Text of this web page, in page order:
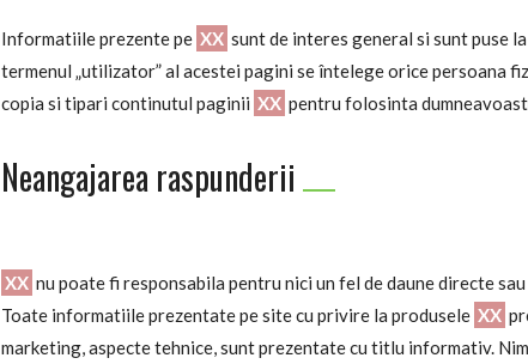
Informatiile prezente pe XX sunt de interes general si sunt puse
termenul „utilizator” al acestei pagini se întelege orice persoana
copia si tipari continutul paginii XX pentru folosinta
Neangajarea raspunderii
XX nu poate fi responsabila pentru nici un fel de daune directe
Toate informatiile prezentate pe site cu privire la produsele XX
marketing, aspecte tehnice, sunt prezentate cu titlu informativ.